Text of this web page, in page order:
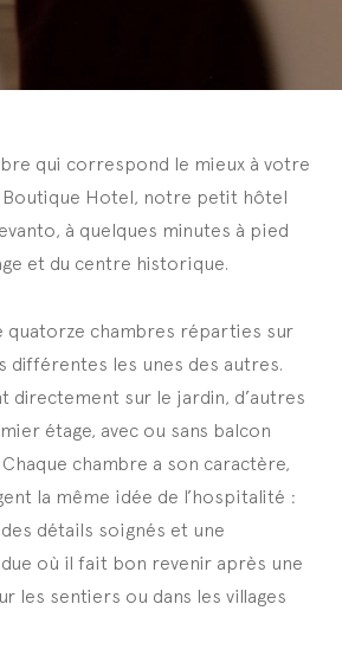
qui correspond le mieux à votre
Boutique Hotel, notre petit hôtel
à quelques minutes à pied
et du centre historique.
quatorze chambres réparties sur
différentes les unes des autres.
directement sur le jardin, d’autres
étage, avec ou sans balcon
chambre a son caractère,
la même idée de l’hospitalité :
détails soignés et une
où il fait bon revenir après une
les sentiers ou dans les villages